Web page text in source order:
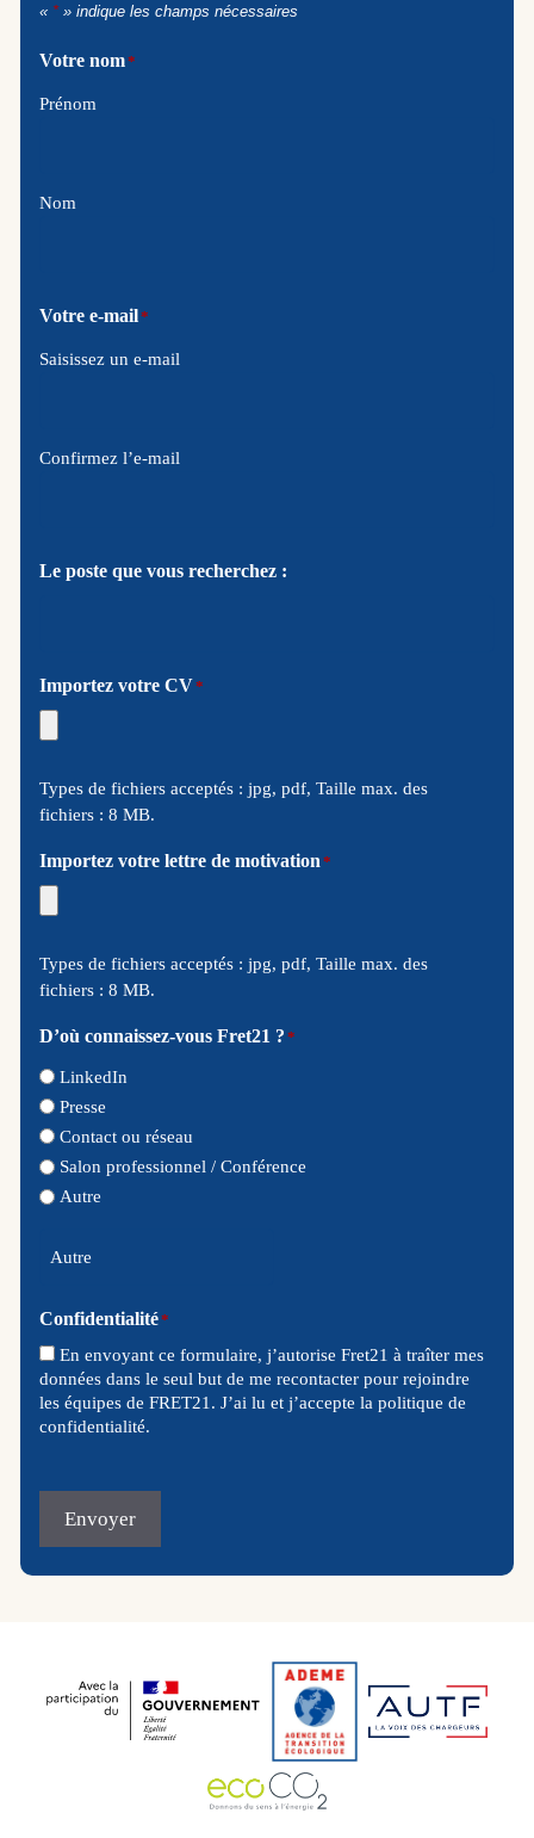
« *» indique les champs nécessaires
Votre nom*
Prénom
Nom
Votre e-mail*
Saisissez un e-mail
Confirmez l’e-mail
Le poste que vous recherchez :
Importez votre CV*
Types de fichiers acceptés : jpg, pdf, Taille max. des
fichiers : 8 MB.
Importez votre lettre de motivation *
Types de fichiers acceptés : jpg, pdf, Taille max. des
fichiers : 8 MB.
D’où connaissez-vous Fret21 ? *
LinkedIn
Presse
Contact ou réseau
Salon professionnel / Conférence
Autre
Confidentialité*
En envoyant ce formulaire, j’autorise Fret21 à traîter mes
données dans le seul but de me recontacter pour rejoindre
les équipes de FRET21. J’ai lu et j’accepte la politique de
confidentialité.
Envoyer